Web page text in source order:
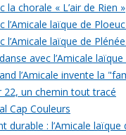
la chorale « L’air de Rien »
l’Amicale laïque de
l’Amicale laïque de
avec l’Amicale
l’Amicale invente la
22, un chemin tout tracé
Cap Couleurs
durable : l’Amicale laïque